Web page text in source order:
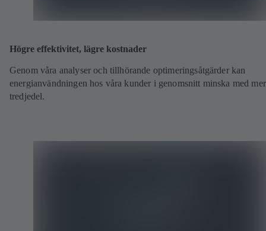
Högre effektivitet, lägre kostnader
Genom våra analyser och tillhörande optimeringsåtgärder kan
energianvändningen hos våra kunder i genomsnitt minska med
tredjedel.